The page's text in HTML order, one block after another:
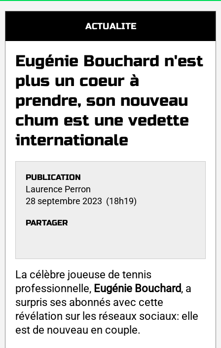
ACTUALITE
Eugénie Bouchard n'est
plus un coeur à
prendre, son nouveau
chum est une vedette
internationale
PUBLICATION
Laurence Perron
28 septembre 2023 (18h19)
PARTAGER
La célèbre joueuse de tennis
professionnelle, Eugénie Bouchard, a
surpris ses abonnés avec cette
révélation sur les réseaux sociaux: elle
est de nouveau en couple.